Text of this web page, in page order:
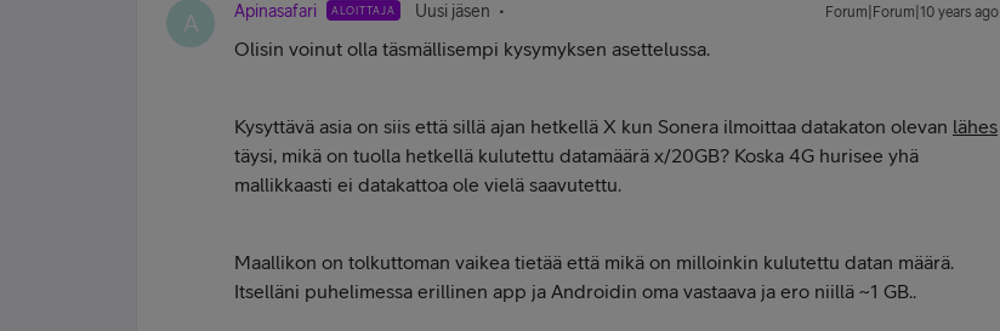
A Apinasafari ALOITTAJA Uusi jäsen Forum|Forum|10 years ago
Olisin voinut olla täsmällisempi kysymyksen asettelussa.
Kysyttävä asia on siis että sillä ajan hetkellä X kun Sonera ilmoittaa datakaton olevan lähes
täysi, mikä on tuolla hetkellä kulutettu datamäärä x/20GB? Koska 4G hurisee yhä
mallikkaasti ei datakattoa ole vielä saavutettu.
Maallikon on tolkuttoman vaikea tietää että mikä on milloinkin kulutettu datan määrä.
Itselläni puhelimessa erillinen app ja Androidin oma vastaava ja ero niillä ~1 GB..